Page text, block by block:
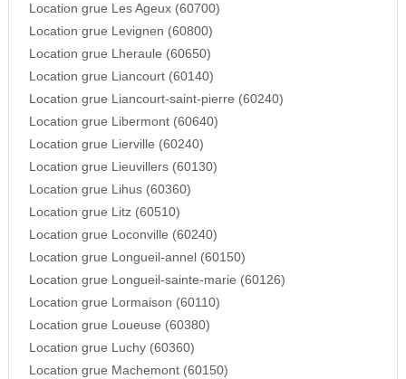
Location grue Les Ageux (60700)
Location grue Levignen (60800)
Location grue Lheraule (60650)
Location grue Liancourt (60140)
Location grue Liancourt-saint-pierre (60240)
Location grue Libermont (60640)
Location grue Lierville (60240)
Location grue Lieuvillers (60130)
Location grue Lihus (60360)
Location grue Litz (60510)
Location grue Loconville (60240)
Location grue Longueil-annel (60150)
Location grue Longueil-sainte-marie (60126)
Location grue Lormaison (60110)
Location grue Loueuse (60380)
Location grue Luchy (60360)
Location grue Machemont (60150)